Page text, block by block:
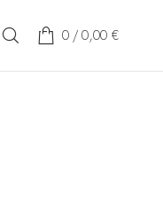
0 / 0,00 €